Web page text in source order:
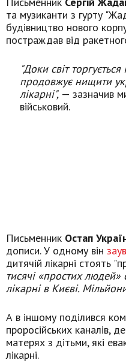
та музиканти з гурту
будівництво нового
постраждав від
"Доки світ торгується
продовжує нищити
лікарні", — зазначив
військовий.
Письменник Остап
дописи. У одному він
дитячій лікарні стоять
тисячі «простих людей»
лікарні в Києві.
А в іншому поділився
проросійських каналів,
матерях з дітьми, які
лікарні.